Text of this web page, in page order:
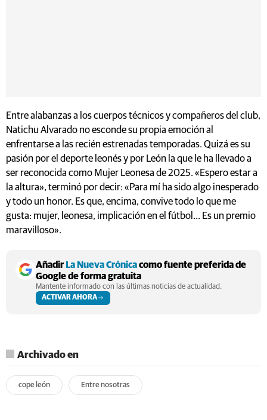
Entre alabanzas a los cuerpos técnicos y compañeros del club,
Natichu Alvarado no esconde su propia emoción al
enfrentarse a las recién estrenadas temporadas. Quizá es su
pasión por el deporte leonés y por León la que le ha llevado a
ser reconocida como Mujer Leonesa de 2025. «Espero estar a
la altura», terminó por decir: «Para mí ha sido algo inesperado
y todo un honor. Es que, encima, convive todo lo que me
gusta: mujer, leonesa, implicación en el fútbol... Es un premio
maravilloso».
AñadirLa Nueva Crónicacomo fuente preferida de
Google de forma gratuita
Mantente informado con las últimas noticias de actualidad.
ACTIVAR AHORA
Archivado en
cope león Entre nosotras